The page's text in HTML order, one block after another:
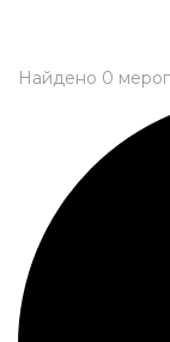
Найдено 0